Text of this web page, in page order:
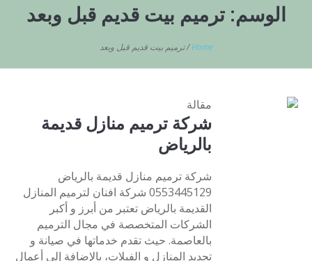
الوسم:ترميم بيت قديم قبل وبعد
Home
/ترميم بيت قديم قبل وبعد
مقالة
شركة ترميم منازل قديمة
بالرياض
شركة ترميم منازل قديمة بالرياض
0553445129 شركة افنان لترميم المنازل
القديمة بالرياض تعتبر من أبرز و أكبر
الشركات المتخصصة في مجال الترميم
بالعاصمة. حيث تقدم خدماتها في صيانة و
تجديد المنازل و الفيلات، بالإضافة إلى أعمال